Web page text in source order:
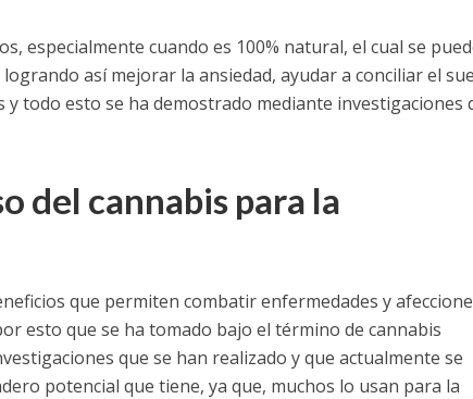
especialmente cuando es 100% natural, el cual se
logrando así mejorar la ansiedad, ayudar a conciliar el
todo esto se ha demostrado mediante investigaciones
del cannabis para la
que permiten combatir enfermedades y
esto que se ha tomado bajo el término de cannabis
que se han realizado y que actualmente se
potencial que tiene, ya que, muchos lo usan para la